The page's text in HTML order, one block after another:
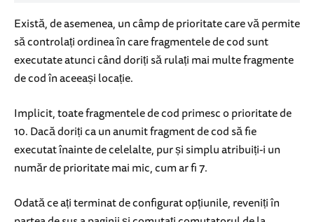
Există, de asemenea, un câmp de prioritate care vă permite
să controlați ordinea în care fragmentele de cod sunt
executate atunci când doriți să rulați mai multe fragmente
de cod în aceeași locație.
Implicit, toate fragmentele de cod primesc o prioritate de
10. Dacă doriți ca un anumit fragment de cod să fie
executat înainte de celelalte, pur și simplu atribuiți-i un
număr de prioritate mai mic, cum ar fi 7.
Odată ce ați terminat de configurat opțiunile, reveniți în